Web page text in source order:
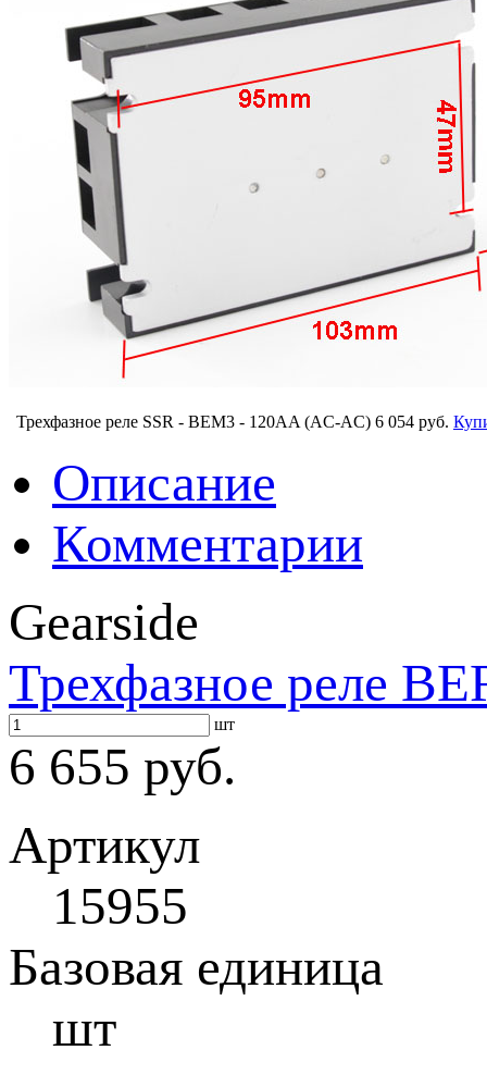
Трехфазное реле SSR - BEM3 - 120АA (АC-AC) 6 054 руб.
Описание
Комментарии
Gearside
Трехфазное реле
шт
6 655 руб.
Артикул
15955
Базовая единица
шт